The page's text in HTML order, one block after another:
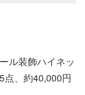
ル装飾ハイネッ
点、約40,000円